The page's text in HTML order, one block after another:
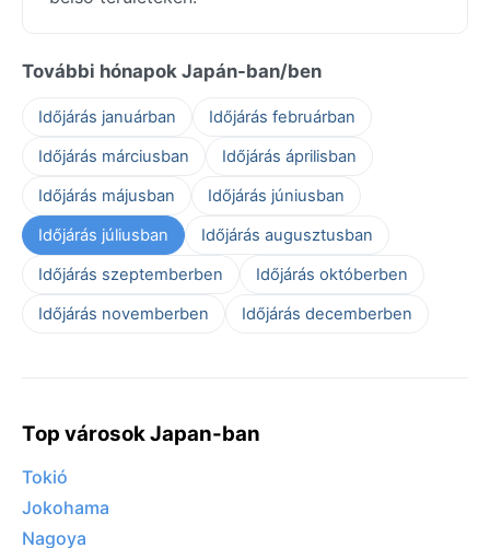
További hónapok Japán-ban/ben
Időjárás januárban
Időjárás februárban
Időjárás márciusban
Időjárás áprilisban
Időjárás májusban
Időjárás júniusban
Időjárás júliusban
Időjárás augusztusban
Időjárás szeptemberben
Időjárás októberben
Időjárás novemberben
Időjárás decemberben
Top városok Japan-ban
Tokió
Jokohama
Nagoya